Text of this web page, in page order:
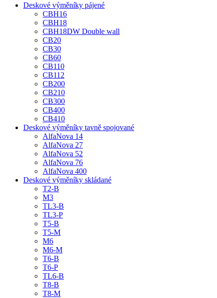
Deskové výměníky pájené
CBH16
CBH18
CBH18DW Double wall
CB20
CB30
CB60
CB110
CB112
CB200
CB210
CB300
CB400
CB410
Deskové výměníky tavně spojované
AlfaNova 14
AlfaNova 27
AlfaNova 52
AlfaNova 76
AlfaNova 400
Deskové výměníky skládané
T2-B
M3
TL3-B
TL3-P
T5-B
T5-M
M6
M6-M
T6-B
T6-P
TL6-B
T8-B
T8-M